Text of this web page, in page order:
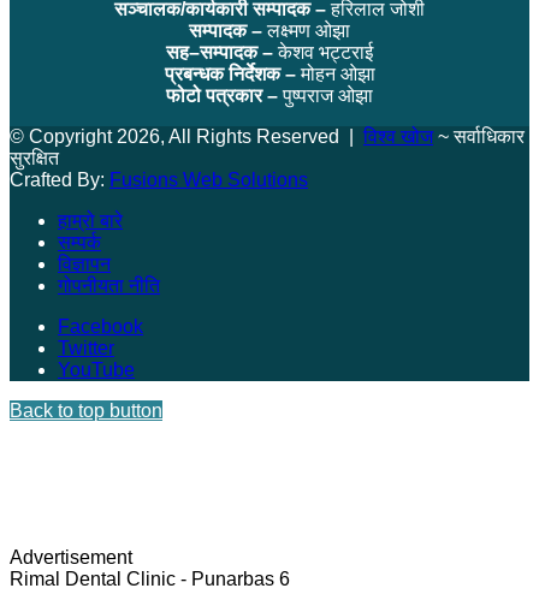
सञ्चालक/कार्यकारी सम्पादक –हरिलाल जोशी
सम्पादक –लक्ष्मण ओझा
सह–सम्पादक –केशव भट्टराई
प्रबन्धक निर्देशक –मोहन ओझा
फोटो पत्रकार –पुष्पराज ओझा
© Copyright 2026, All Rights Reserved | विश्व खोज~ सर्वाधिकार
सुरक्षित
Crafted By: Fusions Web Solutions
हाम्रो बारे
सम्पर्क
विज्ञापन
गोपनीयता नीति
Facebook
Twitter
YouTube
Back to top button
Advertisement
Rimal Dental Clinic - Punarbas 6